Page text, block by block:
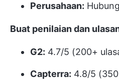
Perusahaan:
Buat penilaian dan
G2: 4.7/5 (200+
Capterra: 4.8/5